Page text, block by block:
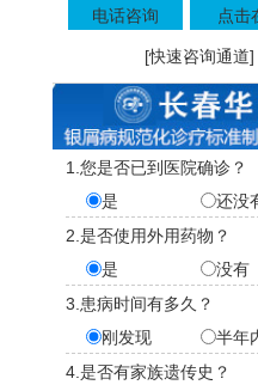
电话咨询 点击
[快速咨询通道]
1.您是否已到医院确诊？
是
还没
2.是否使用外用药物？
是
没有
3.患病时间有多久？
刚发现
半年
4.是否有家族遗传史？